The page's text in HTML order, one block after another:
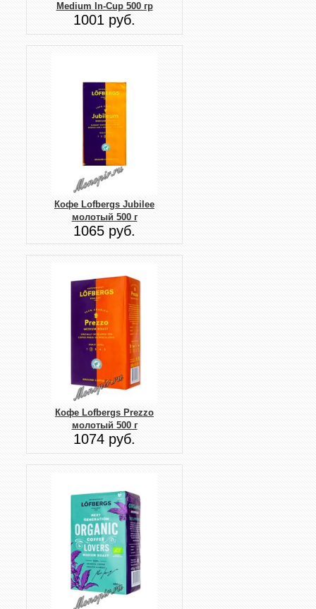
Medium In-Cup 500 гр
1001 руб.
Кофе Lofbergs Jubilee
молотый 500 г
1065 руб.
Кофе Lofbergs Prezzo
молотый 500 г
1074 руб.